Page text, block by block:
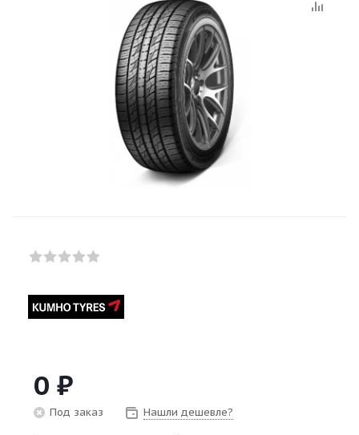
0 ₽
Под заказ Нашли дешевле?